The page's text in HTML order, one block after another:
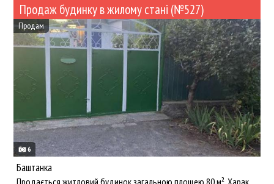
Продаж будинку в жилому стані (№527)
6
Продам
Баштанка